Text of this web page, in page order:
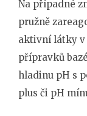
Na případné
pružně
aktivní látky v
přípravků
hladinu pH s
plus či pH